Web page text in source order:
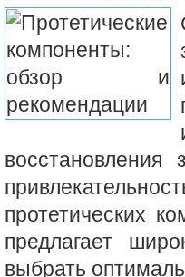
восстановления
протетических
предлагает
выбрать